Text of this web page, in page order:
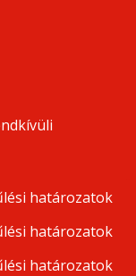
határozatok
határozatok
határozatok